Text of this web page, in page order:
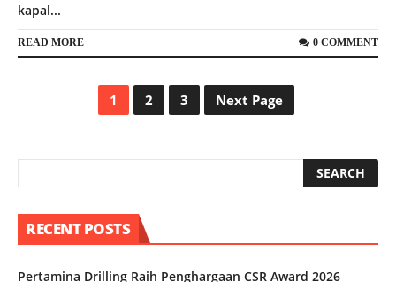
kapal...
READ MORE 0 COMMENT
1 2 3 Next Page
RECENT POSTS
Pertamina Drilling Raih Penghargaan CSR Award 2026